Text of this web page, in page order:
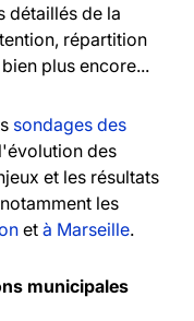
détaillés de la
répartition
plus encore...
sondages des
des
et les résultats
les
et à Marseille.
municipales